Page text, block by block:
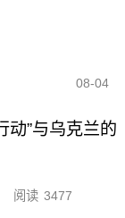
08-04
动”与乌克兰的
阅读 3477